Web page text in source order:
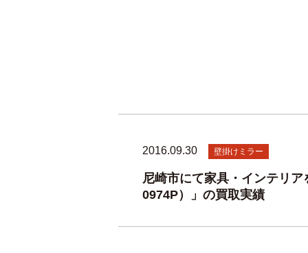
2016.09.30 壁掛けミラー
尼崎市にて家具・インテリ
0974P）」の買取実績